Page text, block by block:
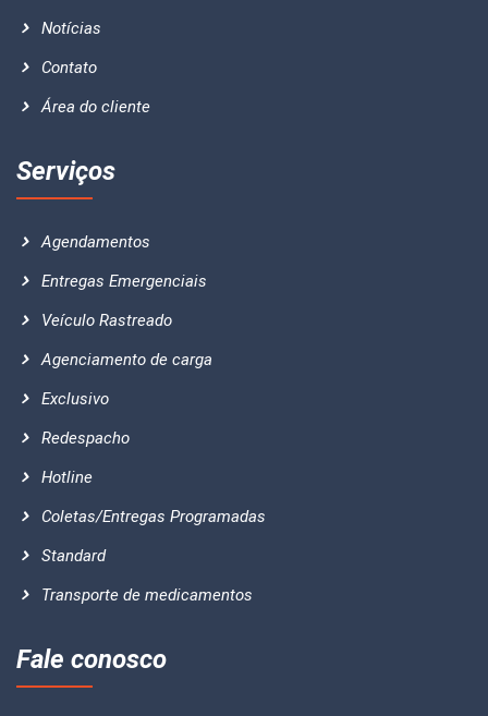
Notícias
Contato
Área do cliente
Serviços
Agendamentos
Entregas Emergenciais
Veículo Rastreado
Agenciamento de carga
Exclusivo
Redespacho
Hotline
Coletas/Entregas Programadas
Standard
Transporte de medicamentos
Fale conosco